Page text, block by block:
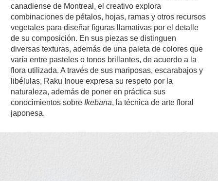
canadiense de Montreal, el creativo explora
combinaciones de pétalos, hojas, ramas y otros recursos
vegetales para diseñar figuras llamativas por el detalle
de su composición. En sus piezas se distinguen
diversas texturas, además de una paleta de colores que
varía entre pasteles o tonos brillantes, de acuerdo a la
flora utilizada. A través de sus mariposas, escarabajos y
libélulas, Raku Inoueexpresa su respeto por la
naturaleza, además de poner en práctica sus
conocimientos sobre Ikebana, la técnica de arte floral
japonesa.